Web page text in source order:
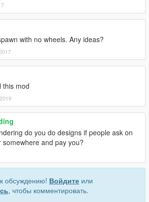
with no wheels. Any ideas?
this mod
do you do designs if people ask on
somewhere and pay you?
обсуждению! Войдите или
, чтобы комментировать.